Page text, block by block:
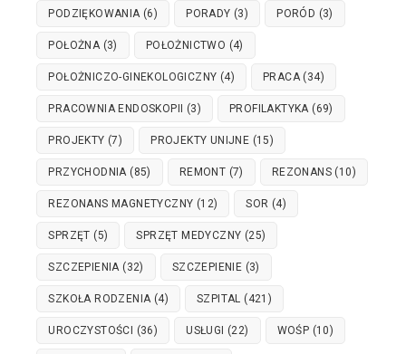
PODZIĘKOWANIA(6) PORADY (3) PORÓD (3)
POŁOŻNA(3) POŁOŻNICTWO (4)
POŁOŻNICZO-GINEKOLOGICZNY (4) PRACA(34)
PRACOWNIA ENDOSKOPII (3) PROFILAKTYKA(69)
PROJEKTY (7) PROJEKTY UNIJNE (15)
PRZYCHODNIA(85) REMONT (7) REZONANS (10)
REZONANS MAGNETYCZNY (12) SOR (4)
SPRZĘT (5) SPRZĘT MEDYCZNY (25)
SZCZEPIENIA(32) SZCZEPIENIE (3)
SZKOŁA RODZENIA(4) SZPITAL (421)
UROCZYSTOŚCI (36) USŁUGI (22) WOŚP (10)